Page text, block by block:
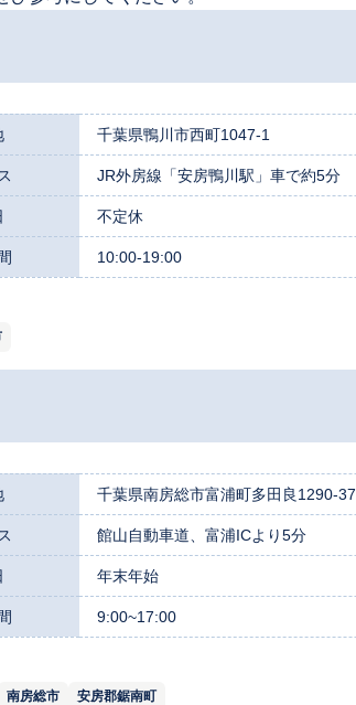
千葉県鴨川市西町1047-1
JR外房線「安房鴨川駅」車で約5分
不定休
10:00-19:00
千葉県南房総市富浦町多田良1290-37
館山自動車道、富浦ICより5分
年末年始
9:00~17:00
南房総市 安房郡鋸南町